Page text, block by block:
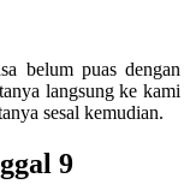
belum puas dengan
langsung ke kami
sesal kemudian.
9